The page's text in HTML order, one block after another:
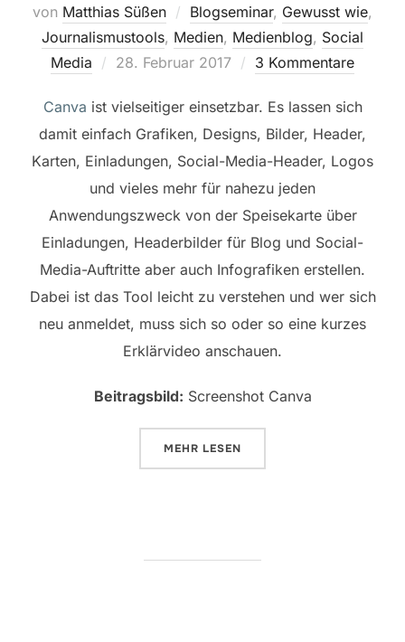
von Matthias Süßen Blogseminar, Gewusst wie,
Journalismustools, Medien, Medienblog, Social
Media
Veröffentlicht
28. Februar 2017 3 Kommentare
Canva ist vielseitiger einsetzbar. Es lassen sich
damit einfach Grafiken, Designs, Bilder, Header,
Karten, Einladungen, Social-Media-Header, Logos
und vieles mehr für nahezu jeden
Anwendungszweck von der Speisekarte über
Einladungen, Headerbilder für Blog und Social-
Media-Auftritte aber auch Infografiken erstellen.
Dabei ist das Tool leicht zu verstehen und wer sich
neu anmeldet, muss sich so oder so eine kurzes
Erklärvideo anschauen.
Beitragsbild: Screenshot Canva
MEHR ÜBER „SOCIAL-MEDIA-
LESEN